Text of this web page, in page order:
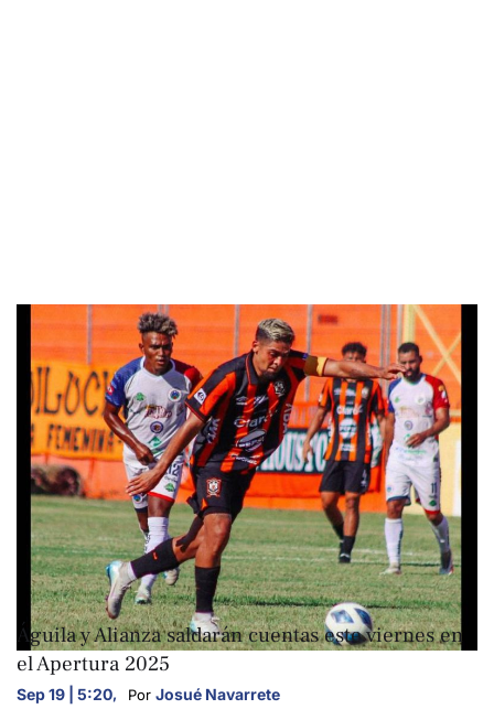
DEPORTES
Águila y Alianza saldarán cuentas este viernes en
el Apertura 2025
Sep 19 | 5:20, Por Josué Navarrete